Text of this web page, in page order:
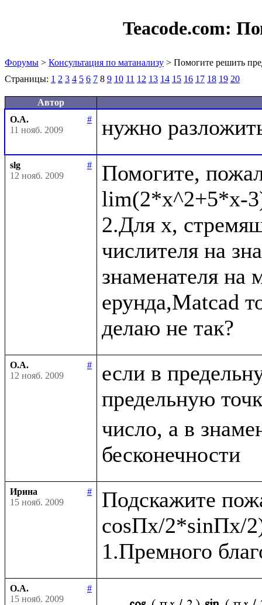
Teacode.com:
Форумы > Консультация по матанализу > Помогите решить
Страницы: 1 2 3 4 5 6 7 8 9 10 11 12 13 14 15 16 17 18 19 20
Автор
О.А.
#
11 нояб. 2009
slg
#
12 нояб. 2009
Помогите,
lim(2*x^2+5*x-
2.Для x,
числителя на
знаменателя на
ерунда,Matcad
О.А.
#
12 нояб. 2009
если в
предельную
число, а в
Ирина
#
15 нояб. 2009
Подскажите
cosПx/2*sinПx/
О.А.
#
15 нояб. 2009